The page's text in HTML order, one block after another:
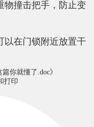
物撞击把手，防止变
以在门锁附近放置干
你就懂了.doc》
打印